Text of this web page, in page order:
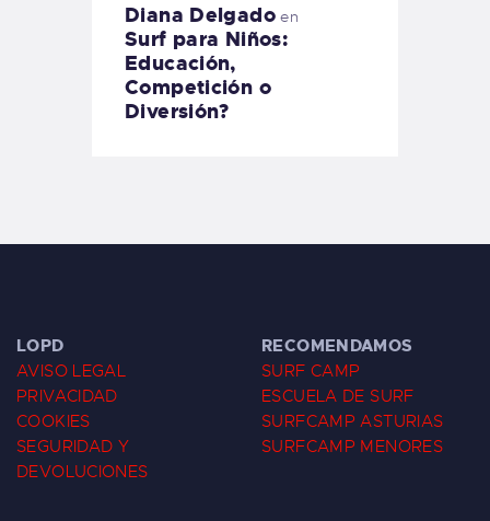
Diana Delgadoen
Surf para Niños:
Educación,
Competición o
Diversión?
LOPD
AVISO LEGAL
PRIVACIDAD
COOKIES
SEGURIDAD Y
DEVOLUCIONES
RECOMENDAMOS
SURF CAMP
ESCUELA DE SURF
SURFCAMP ASTURIAS
SURFCAMP MENORES